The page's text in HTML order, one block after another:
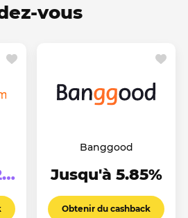
vous
Banggood
Jusqu'à 5.85%
Obtenir du cashback